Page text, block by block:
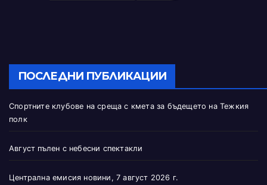
ПОСЛЕДНИ ПУБЛИКАЦИИ
Спортните клубове на среща с кмета за бъдещето на Тежкия
полк
Август пълен с небесни спектакли
Централна емисия новини, 7 август 2026 г.